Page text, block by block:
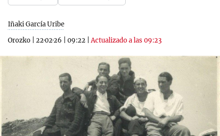
Iñaki García Uribe
Orozko
22·02·26 09:22 |Actualizado a las 09:23